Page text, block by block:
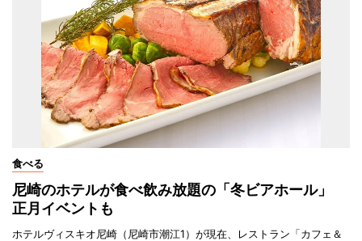
食べる
尼崎のホテルが食べ飲み放題の「冬ビアホール」
正月イベントも
ホテルヴィスキオ尼崎（尼崎市潮江1）が現在、レストラン「カフェ＆